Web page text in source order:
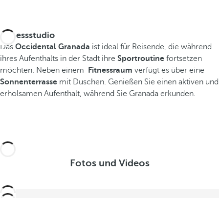
Fitnessstudio
Das Occidental Granada ist ideal für Reisende, die während
ihres Aufenthalts in der Stadt ihre Sportroutine fortsetzen
möchten. Neben einem
Fitnessraum verfügt es über eine
Sonnenterrasse mit Duschen. Genießen Sie einen aktiven und
erholsamen Aufenthalt, während Sie Granada erkunden.
Fotos und Videos